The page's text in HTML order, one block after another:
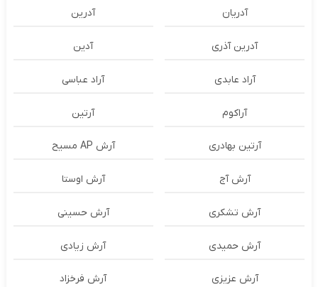
آدریان آدرین
آدرین آذری آدین
آراد عابدی آراد عباسی
آراکوم آرتین
آرتین بهادری آرش AP مسیح
آرش آج آرش اوستا
آرش تشکری آرش حسینی
آرش حمیدی آرش زیادی
آرش عزیزی آرش فرخزاد